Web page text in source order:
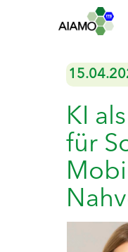
KI
für